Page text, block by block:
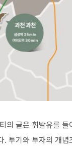
의 글은 휘발유를
투기와 투자의 개념